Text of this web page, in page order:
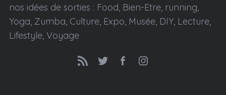
nos idées de sorties : Food, Bien-Etre, running,
Yoga, Zumba, Culture, Expo, Musée, DIY, Lecture,
Lifestyle, Voyage